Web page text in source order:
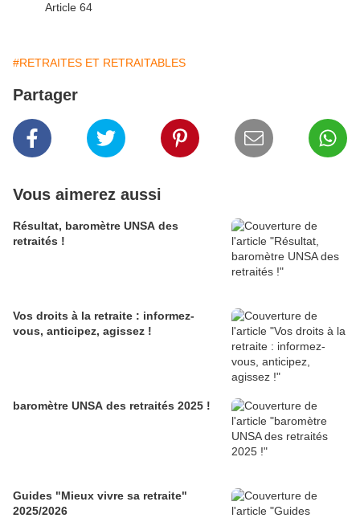
Article 64
#RETRAITES ET RETRAITABLES
Partager
Vous aimerez aussi
Résultat, baromètre UNSA des
retraités !
Vos droits à la retraite : informez-
vous, anticipez, agissez !
baromètre UNSA des retraités 2025 !
Guides "Mieux vivre sa retraite"
2025/2026